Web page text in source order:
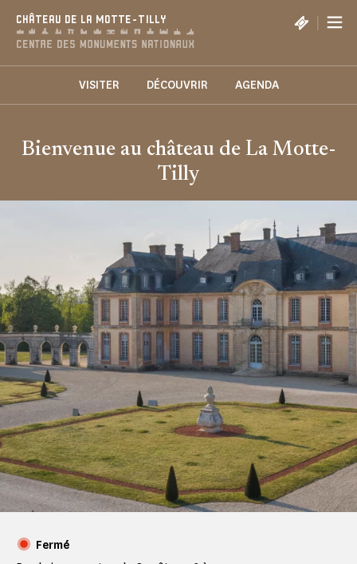
CHÂTEAU DE LA MOTTE-TILLY |
VISITER DÉCOUVRIR AGENDA
Bienvenue au château de La Motte-
Tilly
Fermé